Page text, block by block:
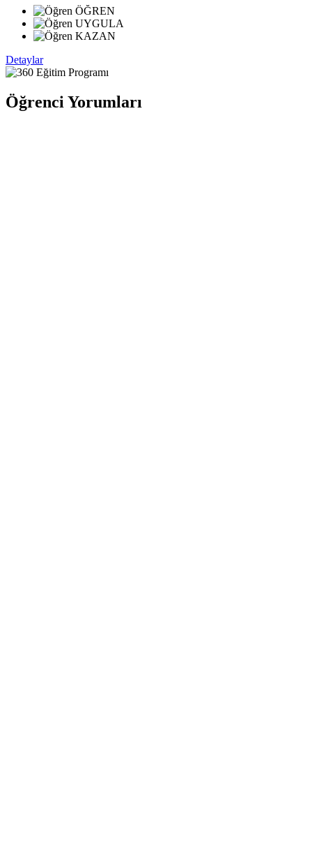
ÖĞREN
UYGULA
KAZAN
Detaylar
Öğrenci Yorumları